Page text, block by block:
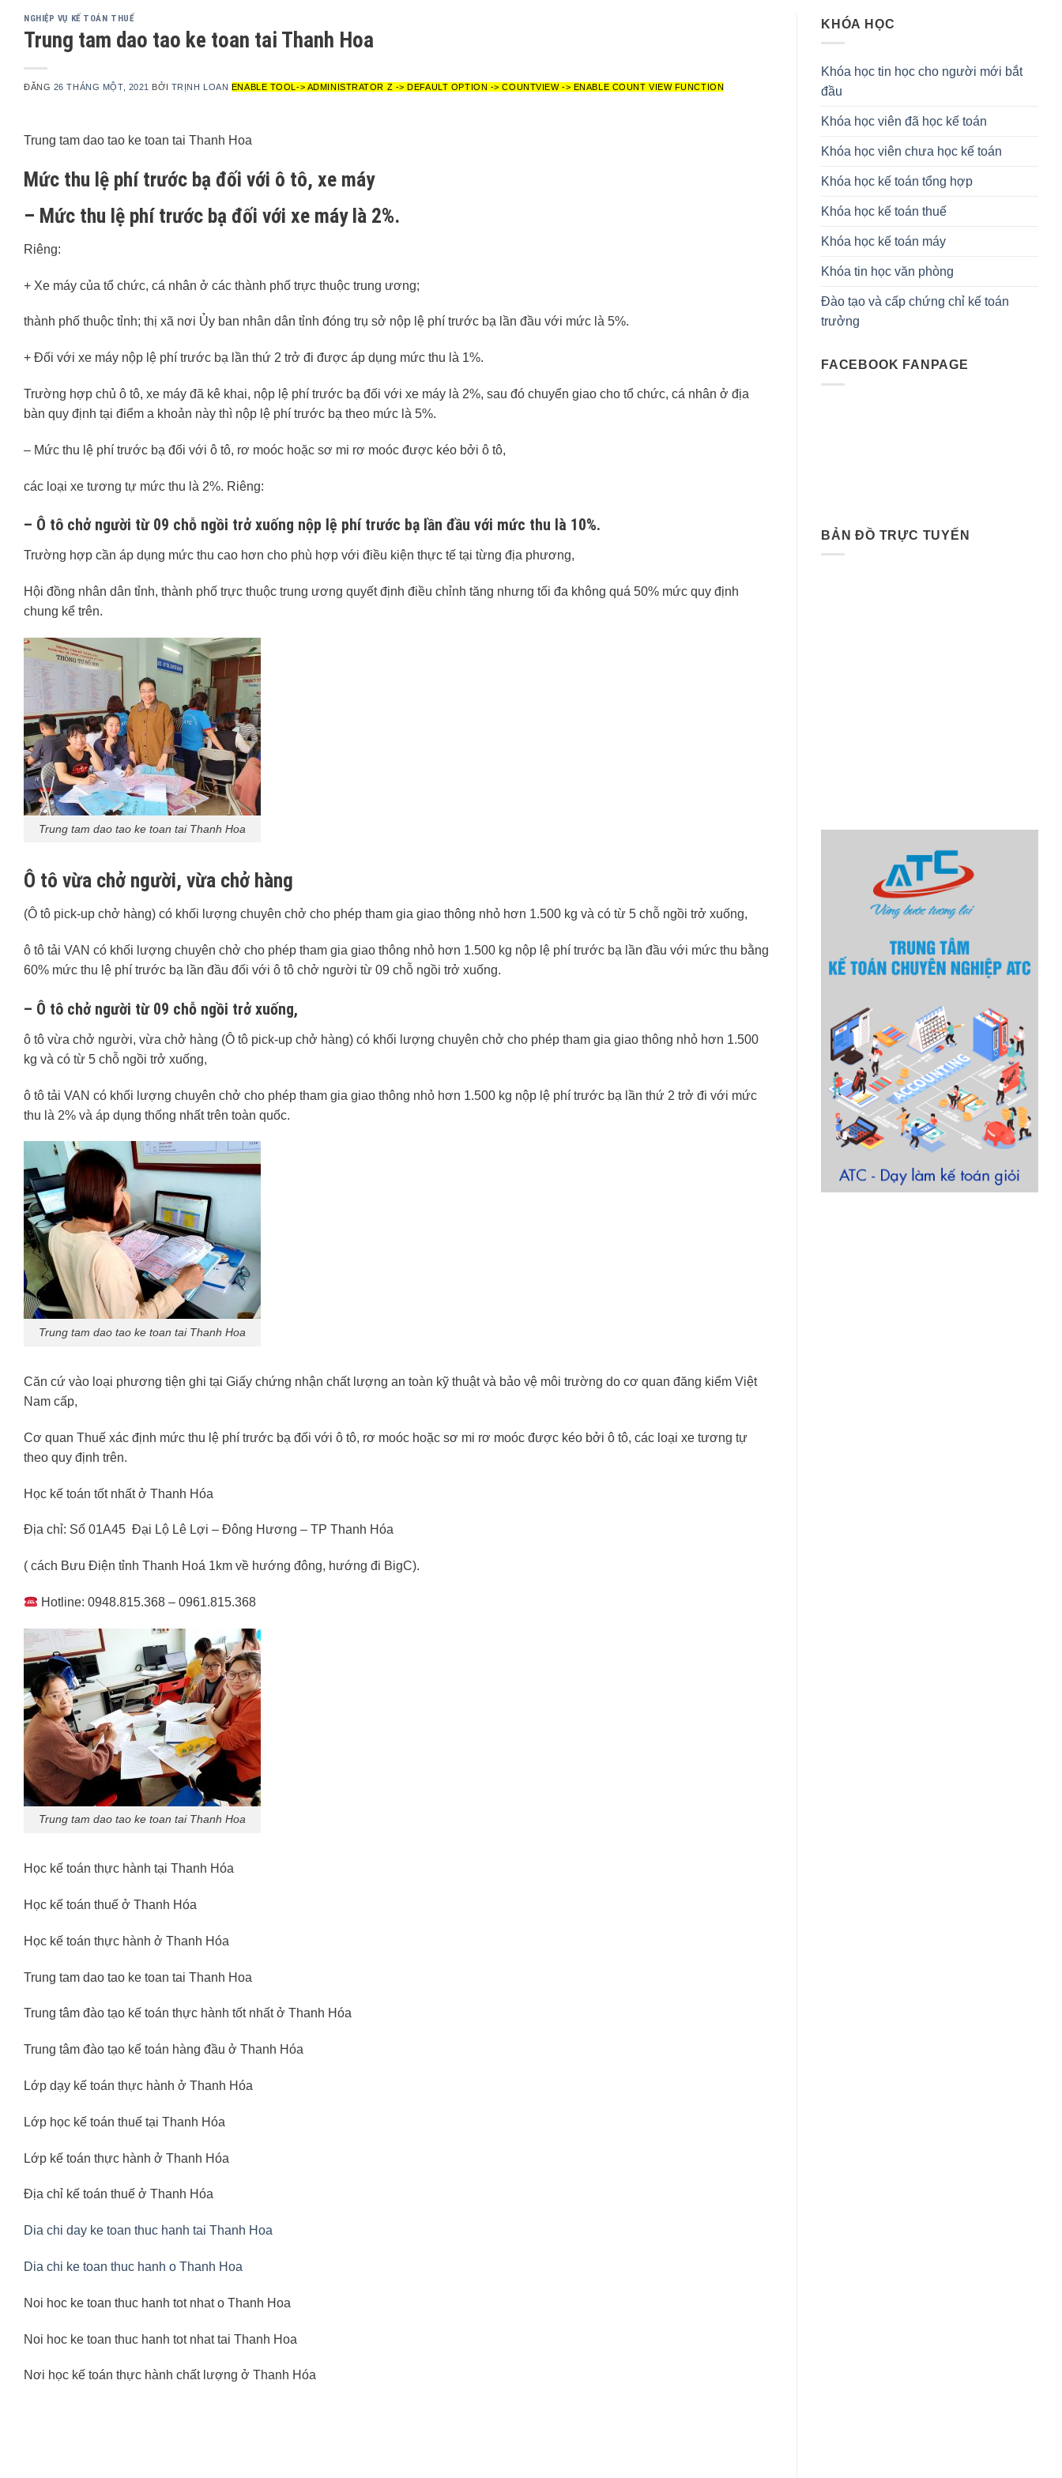
NGHIỆP VỤ KẾ TOÁN THUẾ
Trung tam dao tao ke toan tai Thanh Hoa
ĐĂNG 26 THÁNG MỘT, 2021 BỞI TRỊNH LOAN ENABLE TOOL-> ADMINISTRATOR Z -> DEFAULT OPTION -> COUNTVIEW -> ENABLE COUNT VIEW FUNCTION
Trung tam dao tao ke toan tai Thanh Hoa
Mức thu lệ phí trước bạ đối với ô tô, xe máy
– Mức thu lệ phí trước bạ đối với xe máy là 2%.
Riêng:
+ Xe máy của tổ chức, cá nhân ở các thành phố trực thuộc trung ương;
thành phố thuộc tỉnh; thị xã nơi Ủy ban nhân dân tỉnh đóng trụ sở nộp lệ phí trước bạ lần đầu với mức là 5%.
+ Đối với xe máy nộp lệ phí trước bạ lần thứ 2 trở đi được áp dụng mức thu là 1%.
Trường hợp chủ ô tô, xe máy đã kê khai, nộp lệ phí trước bạ đối với xe máy là 2%, sau đó chuyển giao cho tổ chức, cá nhân ở địa
bàn quy định tại điểm a khoản này thì nộp lệ phí trước bạ theo mức là 5%.
– Mức thu lệ phí trước bạ đối với ô tô, rơ moóc hoặc sơ mi rơ moóc được kéo bởi ô tô,
các loại xe tương tự mức thu là 2%. Riêng:
– Ô tô chở người từ 09 chỗ ngồi trở xuống nộp lệ phí trước bạ lần đầu với mức thu là 10%.
Trường hợp cần áp dụng mức thu cao hơn cho phù hợp với điều kiện thực tế tại từng địa phương,
Hội đồng nhân dân tỉnh, thành phố trực thuộc trung ương quyết định điều chỉnh tăng nhưng tối đa không quá 50% mức quy định
chung kể trên.
Trung tam dao tao ke toan tai Thanh Hoa
Ô tô vừa chở người, vừa chở hàng
(Ô tô pick-up chở hàng) có khối lượng chuyên chở cho phép tham gia giao thông nhỏ hơn 1.500 kg và có từ 5 chỗ ngồi trở xuống,
ô tô tải VAN có khối lượng chuyên chở cho phép tham gia giao thông nhỏ hơn 1.500 kg nộp lệ phí trước bạ lần đầu với mức thu bằng
60% mức thu lệ phí trước bạ lần đầu đối với ô tô chở người từ 09 chỗ ngồi trở xuống.
– Ô tô chở người từ 09 chỗ ngồi trở xuống,
ô tô vừa chở người, vừa chở hàng (Ô tô pick-up chở hàng) có khối lượng chuyên chở cho phép tham gia giao thông nhỏ hơn 1.500
kg và có từ 5 chỗ ngồi trở xuống,
ô tô tải VAN có khối lượng chuyên chở cho phép tham gia giao thông nhỏ hơn 1.500 kg nộp lệ phí trước bạ lần thứ 2 trở đi với mức
thu là 2% và áp dụng thống nhất trên toàn quốc.
Trung tam dao tao ke toan tai Thanh Hoa
Căn cứ vào loại phương tiện ghi tại Giấy chứng nhận chất lượng an toàn kỹ thuật và bảo vệ môi trường do cơ quan đăng kiểm Việt
Nam cấp,
Cơ quan Thuế xác định mức thu lệ phí trước bạ đối với ô tô, rơ moóc hoặc sơ mi rơ moóc được kéo bởi ô tô, các loại xe tương tự
theo quy định trên.
Học kế toán tốt nhất ở Thanh Hóa
Địa chỉ: Số 01A45 Đại Lộ Lê Lợi – Đông Hương – TP Thanh Hóa
( cách Bưu Điện tỉnh Thanh Hoá 1km về hướng đông, hướng đi BigC).
Hotline: 0948.815.368 – 0961.815.368
Trung tam dao tao ke toan tai Thanh Hoa
Học kế toán thực hành tại Thanh Hóa
Học kế toán thuế ở Thanh Hóa
Học kế toán thực hành ở Thanh Hóa
Trung tam dao tao ke toan tai Thanh Hoa
Trung tâm đào tạo kế toán thực hành tốt nhất ở Thanh Hóa
Trung tâm đào tạo kế toán hàng đầu ở Thanh Hóa
Lớp dạy kế toán thực hành ở Thanh Hóa
Lớp học kế toán thuế tại Thanh Hóa
Lớp kế toán thực hành ở Thanh Hóa
Địa chỉ kế toán thuế ở Thanh Hóa
Dia chi day ke toan thuc hanh tai Thanh Hoa
Dia chi ke toan thuc hanh o Thanh Hoa
Noi hoc ke toan thuc hanh tot nhat o Thanh Hoa
Noi hoc ke toan thuc hanh tot nhat tai Thanh Hoa
Nơi học kế toán thực hành chất lượng ở Thanh Hóa
KHÓA HỌC
Khóa học tin học cho người mới bắt
đầu
Khóa học viên đã học kế toán
Khóa học viên chưa học kế toán
Khóa học kế toán tổng hợp
Khóa học kế toán thuế
Khóa học kế toán máy
Khóa tin học văn phòng
Đào tạo và cấp chứng chỉ kế toán
trưởng
FACEBOOK FANPAGE
BẢN ĐỒ TRỰC TUYẾN